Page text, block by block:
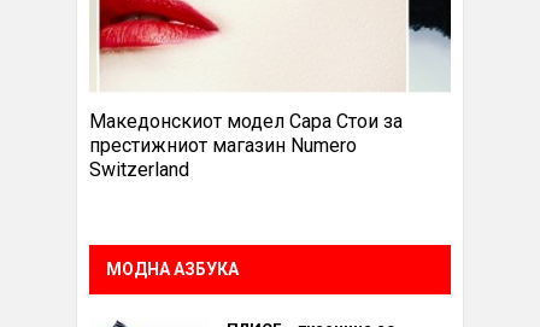
Македонскиот модел Сара Стои за
престижниот магазин Numero
Switzerland
МОДНА АЗБУКА